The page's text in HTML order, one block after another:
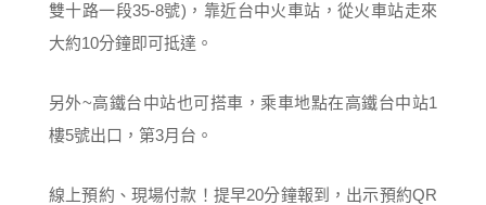
雙十路一段35-8號)，靠近台中火車站，從火車站走來
大約10分鐘即可抵達。
另外~高鐵台中站也可搭車，乘車地點在高鐵台中站1
樓5號出口，第3月台。
線上預約、現場付款！提早20分鐘報到，出示預約QR